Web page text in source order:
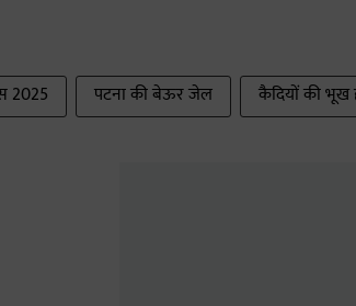
2025 पटना की बेऊर जेल कैदियों की भूख